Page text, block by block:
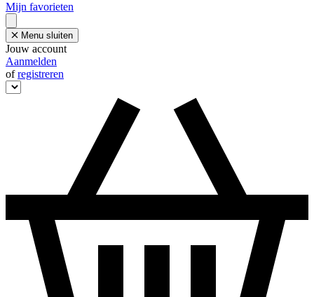
Mijn favorieten
Menu sluiten
Jouw account
Aanmelden
ofregistreren